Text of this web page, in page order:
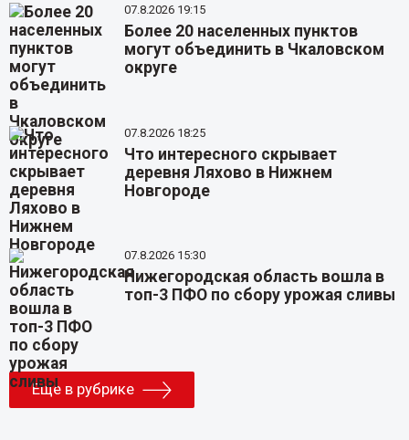
07.8.2026 19:15
Более 20 населенных пунктов
могут объединить в Чкаловском
округе
07.8.2026 18:25
Что интересного скрывает
деревня Ляхово в Нижнем
Новгороде
07.8.2026 15:30
Нижегородская область вошла в
топ-3 ПФО по сбору урожая сливы
Еще в рубрике